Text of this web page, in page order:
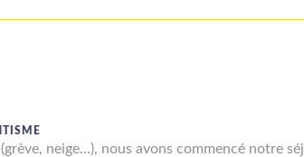
neige…), nous avons commencé notre